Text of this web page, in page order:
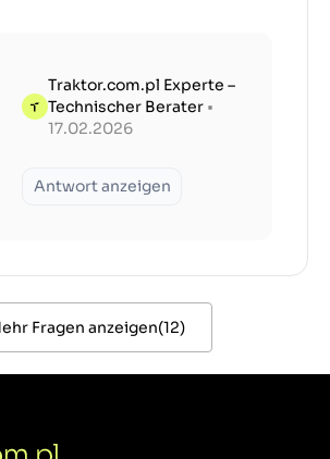
Traktor.com.pl Experte –
Technischer Berater •
17.02.2026
Antwort anzeigen
Fragen anzeigen(12)